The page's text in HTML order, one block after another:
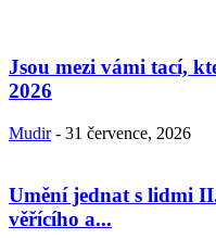
Jsou mezi vámi tací,
2026
Mudir - 31 července, 2026
Umění jednat s lidmi
věřícího a...